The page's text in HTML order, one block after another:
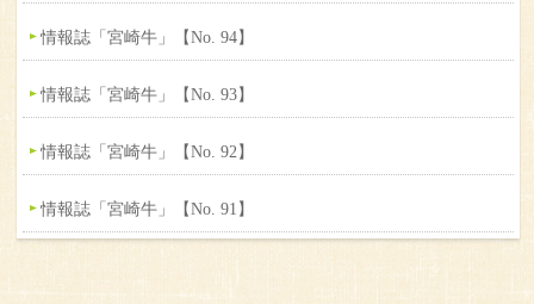
情報誌「宮崎牛」【No. 94】
情報誌「宮崎牛」【No. 93】
情報誌「宮崎牛」【No. 92】
情報誌「宮崎牛」【No. 91】